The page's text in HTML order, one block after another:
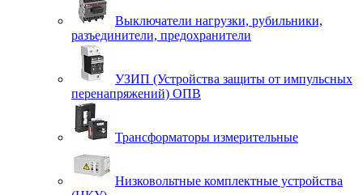
Выключатели нагрузки, рубильники,
разъединители, предохранители
УЗИП (Устройства защиты от импульсных
перенапряжений) ОПВ
Трансформаторы измерительные
Низковольтные комплектные устройства